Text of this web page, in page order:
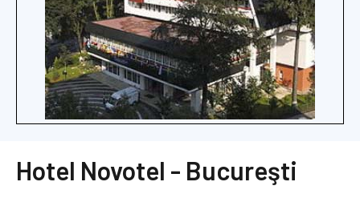
Hotel Novotel - Bucureşti